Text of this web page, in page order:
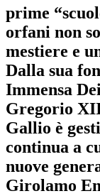
prime
orfani non
mestiere e
Dalla sua
Immensa
Gregorio
Gallio è
continua a
nuove
Girolamo